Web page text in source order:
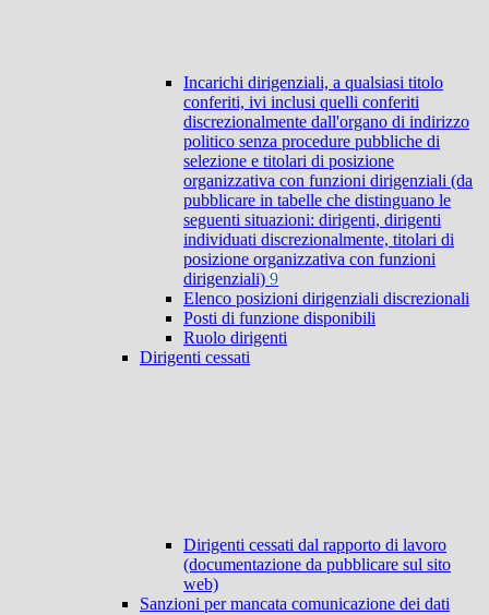
Incarichi dirigenziali, a qualsiasi titolo
conferiti, ivi inclusi quelli conferiti
discrezionalmente dall'organo di indirizzo
politico senza procedure pubbliche di
selezione e titolari di posizione
organizzativa con funzioni dirigenziali (da
pubblicare in tabelle che distinguano le
seguenti situazioni: dirigenti, dirigenti
individuati discrezionalmente, titolari di
posizione organizzativa con funzioni
dirigenziali) 9
Elenco posizioni dirigenziali discrezionali
Posti di funzione disponibili
Ruolo dirigenti
Dirigenti cessati
Dirigenti cessati dal rapporto di lavoro
(documentazione da pubblicare sul sito
web)
Sanzioni per mancata comunicazione dei dati